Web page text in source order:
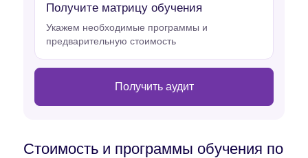
Получите матрицу обучения
Укажем необходимые программы и
предварительную стоимость
Получить аудит
Стоимость и программы обучения по